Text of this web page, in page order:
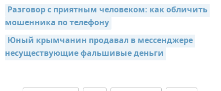
Разговор с приятным человеком: как обличить
мошенника по телефону
Юный крымчанин продавал в мессенджере
несуществующие фальшивые деньги